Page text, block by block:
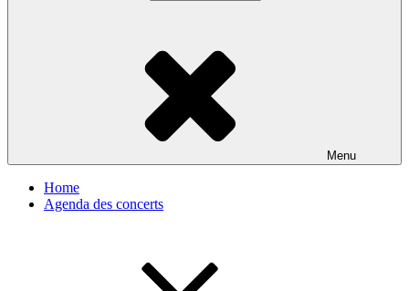
Menu
Home
Agenda des concerts